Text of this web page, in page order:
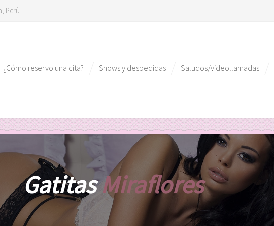
Perù
¿Cómo reservo una cita? Shows y despedidas Saludos/videollamadas
GatitasMiraflores